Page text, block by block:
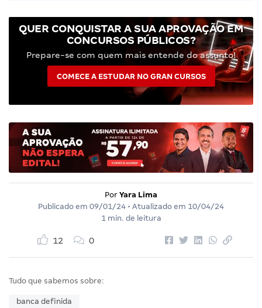
QUER CONQUISTAR A SUA APROVAÇÃO EM
CONCURSOS PÚBLICOS?
Prepare-se com quem mais entende do assunto!
COMECE A ESTUDAR NO GRAN CURSOS
Por Yara Lima
Publicado em 09/01/24 • Atualizado em 10/04/24
1 min. de leitura
12 0
Tudo que sabemos sobre:
banca definida